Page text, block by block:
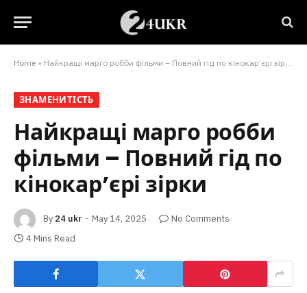
Home » Найкращі марго робби фільми – Повний гід по кінокар’єрі зірки
ЗНАМЕНИТІСТЬ
Найкращі марго робби
фільми – Повний гід по
кінокар’єрі зірки
By 24 ukr May 14, 2025
No Comments
4 Mins Read